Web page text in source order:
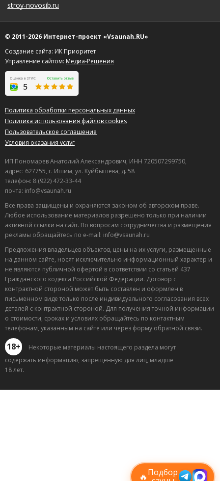
stroy-novosib.ru
© 2011-2026 Интернет-проект «Vsaunah.RU»
Создание сайта: ИК Приоритет
Управление сайтом: Медиа-Решения
Политика обработки персональных данных
Политика использования файлов cookies
Пользовательское соглашение
Условия оказания услуг
ИП Пономарев Анатолий Александрович, ИНН 720507299750,
адрес: 627755, г. Ишим, ул. Куйбышева, д. 58
телефон: 8 (922) 472-33-44
почта: info@vsaunah.ru
Все права защищены и охраняются законом об авторском праве.
Любое использование материалов разрешено только при наличии
активной ссылки на сайт. По вопросам сотрудничества и размещения
рекламы обращайтесь по e-mail: info@vsaunah.ru
Предложения владельцев объектов, цены на их услуги, размещенные
на данном сайте, носят исключительно информационный характер и
не являются публичной офертой в соответствии со статьей 437
Гражданского кодекса Российской Федерации. Договор с
контрактной стороной может быть составлен и оформлен в
письменном виде только после индивидуального согласования всех
деталей с контрактной стороной. Для получения точной информации
о стоимости, сроках и условиях обращайтесь по контактным
телефонам, указанным на сайте или через форму обратной связи.
18+
Некоторые материалы настоящего раздела могут
содержать информацию, запрещенную для лиц, младше
18 лет.
🔥Подбор
Подписывайтесь в Telegram или MAX —
пришлём свежие скидки